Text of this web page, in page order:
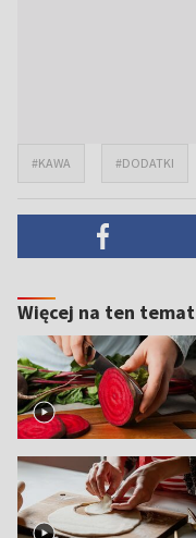
#KAWA #DODATKI
Więcej na ten temat